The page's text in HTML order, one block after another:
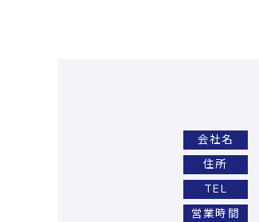
会社名
住所
TEL
営業時間